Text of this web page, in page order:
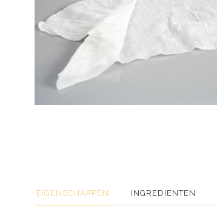
EIGENSCHAPPEN INGREDIENTEN